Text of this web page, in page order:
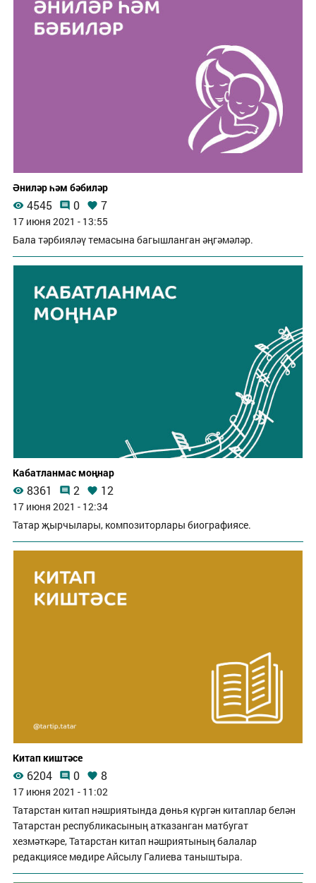
Әниләр һәм бәбиләр
4545 0 7
17 июня 2021 - 13:55
Бала тәрбияләү темасына багышланган әңгәмәләр.
Кабатланмас моңнар
8361 2 12
17 июня 2021 - 12:34
Татар җырчылары, композиторлары биографиясе.
Китап киштәсе
6204 0 8
17 июня 2021 - 11:02
Татарстан китап нәшриятында дөнья күргән китаплар белән
Татарстан республикасының атказанган матбугат
хезмәткәре, Татарстан китап нәшриятының балалар
редакциясе мөдире Айсылу Галиева таныштыра.